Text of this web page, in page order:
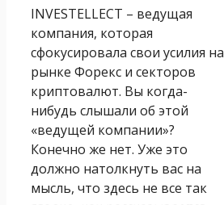
INVESTELLECT – ведущая
компания, которая
сфокусировала свои усилия на
рынке Форекс и секторов
криптовалют. Вы когда-
нибудь слышали об этой
«ведущей компании»?
Конечно же нет. Уже это
должно натолкнуть вас на
мысль, что здесь не все так